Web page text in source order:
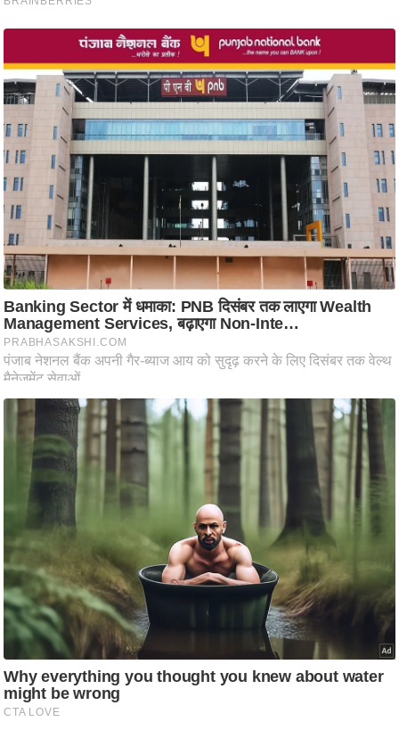
.
चा
य
प
र
स
मी
ध
र्म
ज्यो
ति
ष
भु
हि
मा
ध
र्म
स्थ
ल
व्र
त
त्यो
हा
र